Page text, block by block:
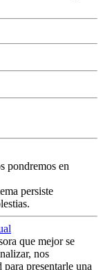
pondremos en
persiste
que mejor se
nos
presentarle una